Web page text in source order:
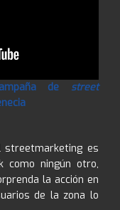
de street
es
como ningún otro,
la acción en
de la zona lo